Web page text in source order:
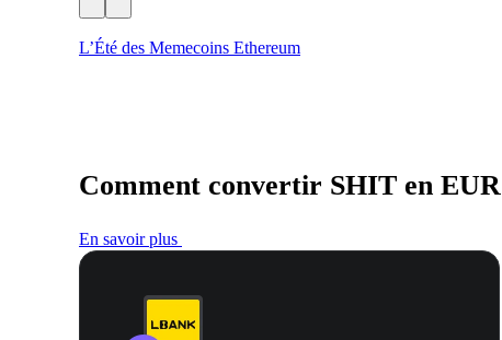
L’Été des Memecoins Ethereum
Comment convertir SHIT en EUR
En savoir plus